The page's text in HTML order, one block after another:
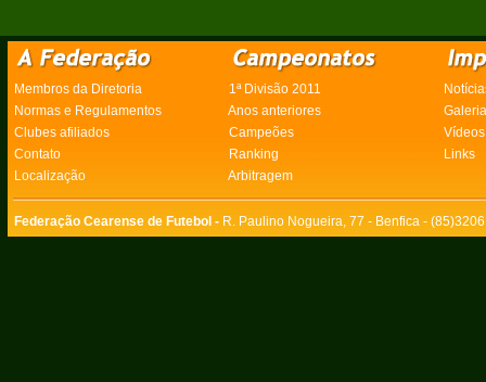
Membros da Diretoria 1ª Divisão 2011
Normas e Regulamentos
Anos anteriores
Clubes afiliados
Campeões
Vídeos
Contato
Ranking
Links
Localização
Arbitragem
Federação Cearense de Futebol - R. Paulino Nogueira, 77 - Benfica -